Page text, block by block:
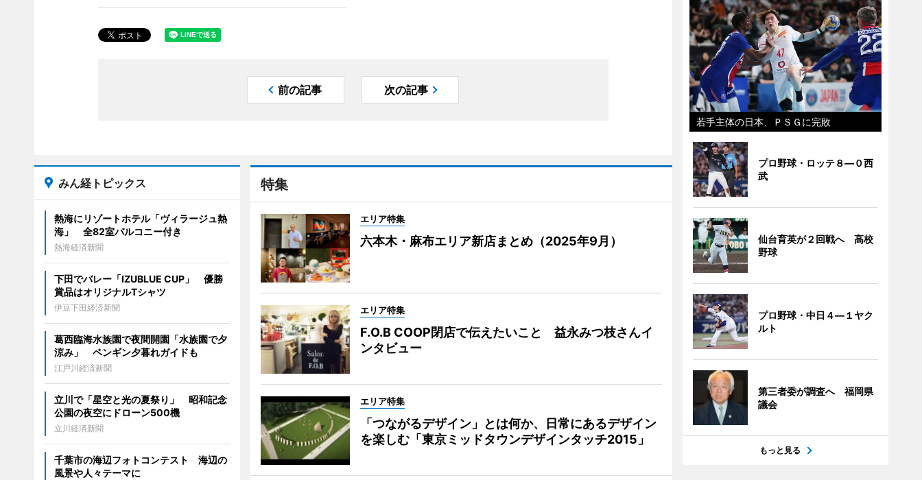
前の記事 次の記事
特集
エリア特集
六本木・麻布エリア新店まとめ（2025年9月）
エリア特集
F.O.B COOP閉店で伝えたいこと 益永みつ枝さんイ
ンタビュー
エリア特集
「つながるデザイン」とは何か、日常にあるデザイン
を楽しむ「東京ミッドタウンデザインタッチ2015」
みん経トピックス
熱海にリゾートホテル「ヴィラージュ熱
海」 全82室バルコニー付き
熱海経済新聞
下田でバレー「IZUBLUE CUP」 優勝
賞品はオリジナルTシャツ
伊豆下田経済新聞
葛西臨海水族園で夜間開園「水族園で夕
涼み」 ペンギン夕暮れガイドも
江戸川経済新聞
立川で「星空と光の夏祭り」 昭和記念
公園の夜空にドローン500機
立川経済新聞
千葉市の海辺フォトコンテスト 海辺の
風景や人々テーマに
若手主体の日本、ＰＳＧに完敗
プロ野球・ロッテ８―０西
武
仙台育英が２回戦へ 高校
野球
プロ野球・中日４―１ヤク
ルト
第三者委が調査へ 福岡県
議会
もっと見る